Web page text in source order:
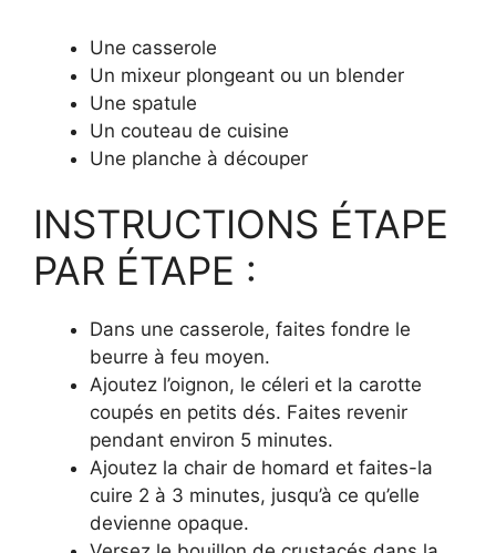
Une casserole
Un mixeur plongeant ou un blender
Une spatule
Un couteau de cuisine
Une planche à découper
INSTRUCTIONS ÉTAPE
PAR ÉTAPE :
Dans une casserole, faites fondre le
beurre à feu moyen.
Ajoutez l’oignon, le céleri et la carotte
coupés en petits dés. Faites revenir
pendant environ 5 minutes.
Ajoutez la chair de homard et faites-la
cuire 2 à 3 minutes, jusqu’à ce qu’elle
devienne opaque.